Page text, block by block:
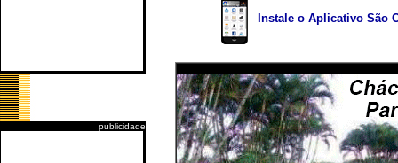
publicidade
Instale o Aplicativo São